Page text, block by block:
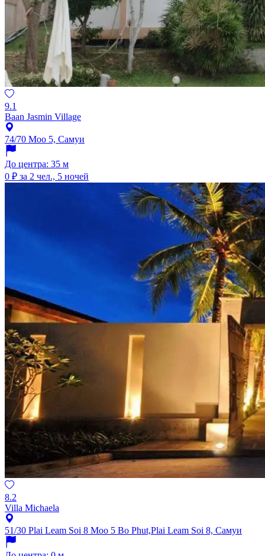
9.1
Baan Jasmin Village
74/70 Moo 5, Самуи
До центра: 35 м
0 ₽ за 2 чел., 5 ночей
8.2
Villa Michaela
51/30 Plai Leam Soi 8 Moo 5 Bo Phut,Plai Leam Soi 8, Самуи